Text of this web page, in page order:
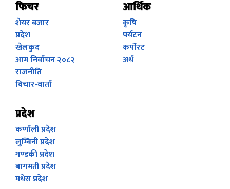
फिचर
शेयर बजार
प्रदेश
खेलकुद
आम निर्वाचन २०८२
राजनीति
विचार-वार्ता
आर्थिक
कृषि
पर्यटन
कर्पाेरट
अर्थ
प्रदेश
कर्णाली प्रदेश
लुम्बिनी प्रदेश
गण्डकी प्रदेश
बागमती प्रदेश
मधेस प्रदेश